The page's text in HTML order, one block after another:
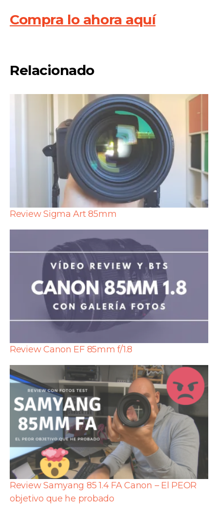
Compra lo ahora aquí
Relacionado
Review Sigma Art 85mm
Review Canon EF 85mm f/1.8
Review Samyang 85 1.4 FA Canon – El PEOR
objetivo que he probado